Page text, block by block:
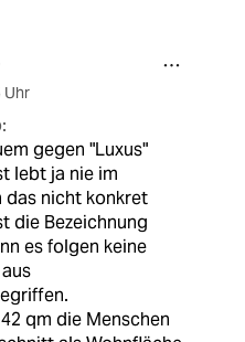
Uhr
gegen "Luxus"
lebt ja nie im
das nicht konkret
die Bezeichnung
es folgen keine
qm die Menschen